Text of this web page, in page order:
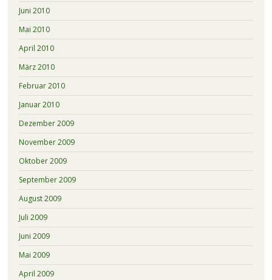
Juni 2010
Mai 2010
April 2010
März 2010
Februar 2010
Januar 2010
Dezember 2009
November 2009
Oktober 2009
September 2009
August 2009
Juli 2009
Juni 2009
Mai 2009
April 2009